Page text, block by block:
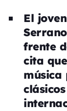
El
frente
cita
música